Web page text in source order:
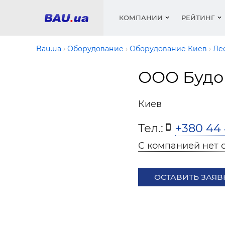
КОМПАНИИ
Окна
РЕЙТИНГ
Медиа
Мебель
Трубы,
Видео
Bau.ua Оборудование Оборудование Киев
ООО
Киев
Тел.: +380 44
С компанией нет
ОСТАВИТЬ